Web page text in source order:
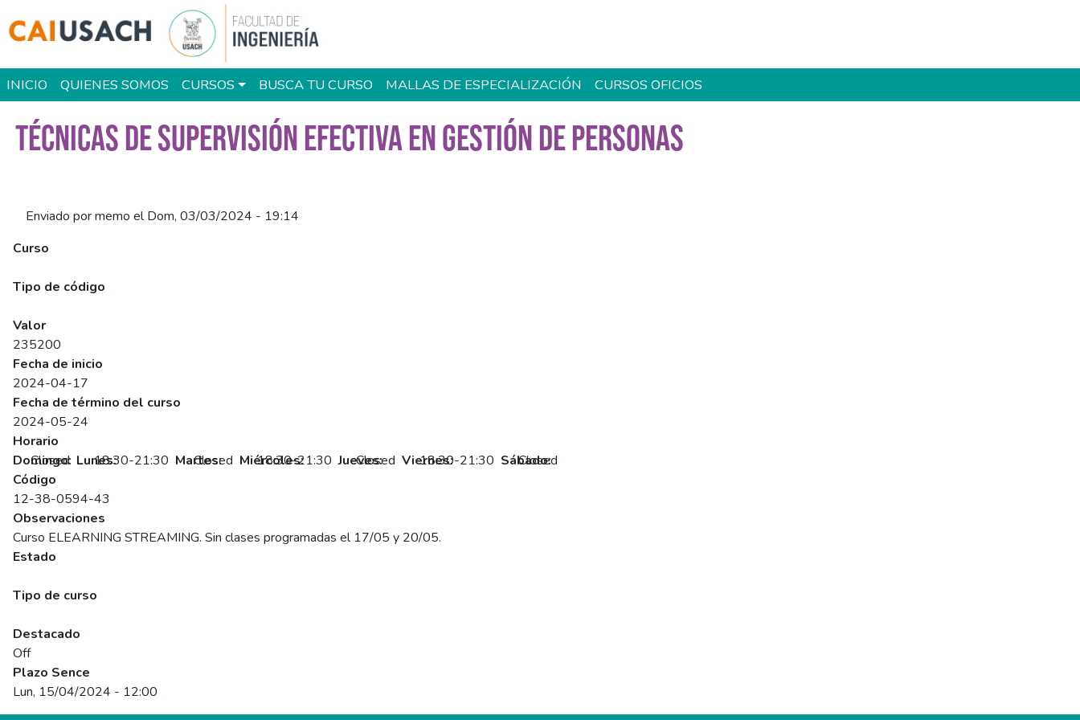
Main navigation
INICIO QUIENES SOMOS CURSOS BUSCA TU CURSO MALLAS DE ESPECIALIZACIÓN CURSOS OFICIOS
TÉCNICAS DE SUPERVISIÓN EFECTIVA EN GESTIÓN DE PERSONAS
Enviado pormemo elDom, 03/03/2024 - 19:14
Curso
Tipo de código
Valor
235200
Fecha de inicio
2024-04-17
Fecha de término del curso
2024-05-24
Horario
Domingo:
Closed Lunes:
18:30-21:30 Martes:
Closed Miércoles:
18:30-21:30 Jueves:
Closed Viernes:
18:30-21:30 Sábado:
Closed
Código
12-38-0594-43
Observaciones
Curso ELEARNING STREAMING. Sin clases programadas el 17/05 y 20/05.
Estado
Tipo de curso
Destacado
Off
Plazo Sence
Lun, 15/04/2024 - 12:00